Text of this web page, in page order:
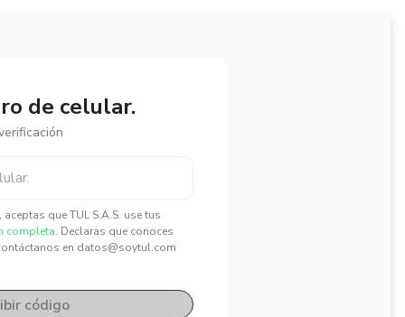
de celular.
que TUL S.A.S. use tus
completa. Declaras que conoces
en datos@soytul.com
código